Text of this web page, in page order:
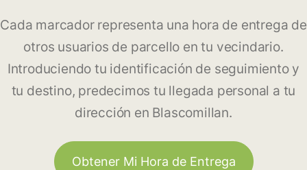
Cada marcador representa una hora de entrega de
otros usuarios de parcello en tu vecindario.
Introduciendo tu identificación de seguimiento y
tu destino, predecimos tu llegada personal a tu
dirección en Blascomillan.
Obtener Mi Hora de Entrega